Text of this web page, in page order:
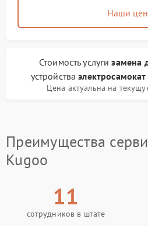
Наши
Стоимость услугизамена
устройства
Цена актуальна на
Преимущества
Kugoo
11
сотрудников в штате